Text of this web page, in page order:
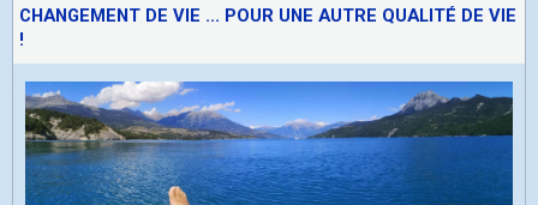
CHANGEMENT DE VIE ... POUR UNE AUTRE QUALITÉ DE VIE
!